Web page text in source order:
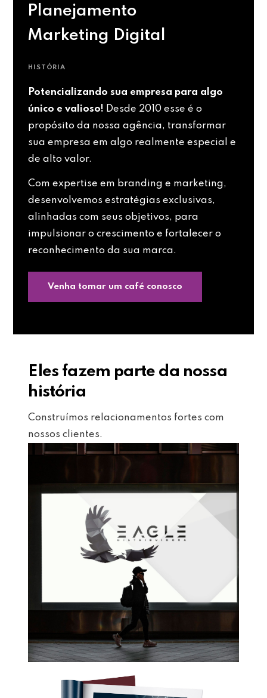
Planejamento
Marketing Digital
HISTÓRIA
Potencializando sua empresa para algo
único e valioso! Desde 2010 esse é o
propósito da nossa agência, transformar
sua empresa em algo realmente especial e
de alto valor.
Com expertise em branding e marketing,
desenvolvemos estratégias exclusivas,
alinhadas com seus objetivos, para
impulsionar o crescimento e fortalecer o
reconhecimento da sua marca.
Venha tomar um café conosco
Eles fazem parte da nossa
história
Construímos relacionamentos fortes com
nossos clientes.